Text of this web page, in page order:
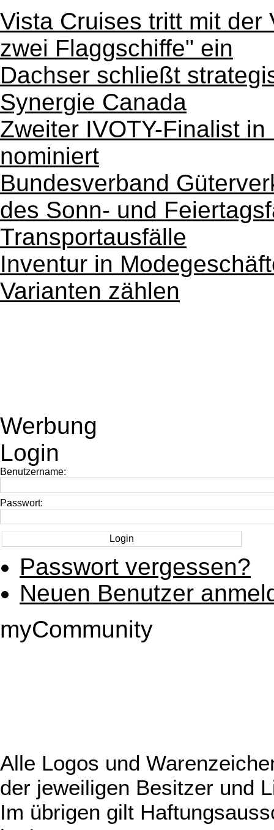
Vista Cruises tritt mit der
zwei Flaggschiffe" ein
Dachser schließt
Synergie Canada
Zweiter IVOTY-Finalist
nominiert
Bundesverband
des Sonn- und
Transportausfälle
Inventur in
Varianten zählen
Werbung
Login
Benutzername:
Passwort:
Passwort vergessen?
Neuen Benutzer
myCommunity
Alle Logos und
der jeweiligen Besitzer und
Im übrigen gilt